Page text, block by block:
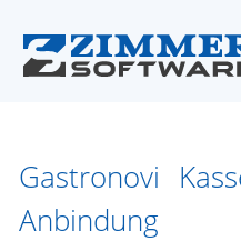
Gastronovi